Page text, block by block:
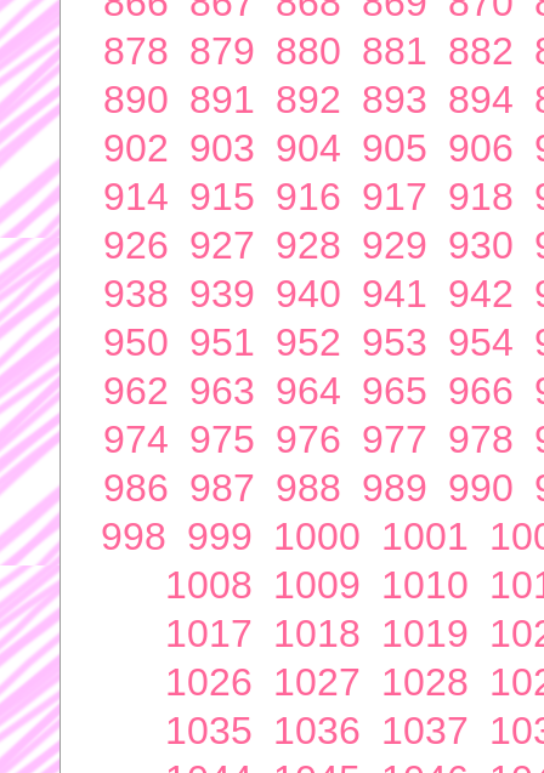
878 879 880 881 882
890 891 892 893 894
902 903 904 905 906
914 915 916 917 918
926 927 928 929 930
938 939 940 941 942
950 951 952 953 954
962 963 964 965 966
974 975 976 977 978
986 987 988 989 990
998 999 1000 1001
1008 1009 1010
1017 1018 1019
1026 1027 1028
1035 1036 1037